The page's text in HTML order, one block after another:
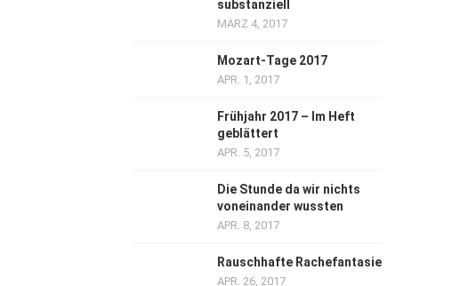
substanziell
MÄRZ 4, 2017
Mozart-Tage 2017
APR. 1, 2017
Frühjahr 2017 – Im Heft
geblättert
APR. 5, 2017
Die Stunde da wir nichts
voneinander wussten
APR. 8, 2017
Rauschhafte Rachefantasie
APR. 26, 2017